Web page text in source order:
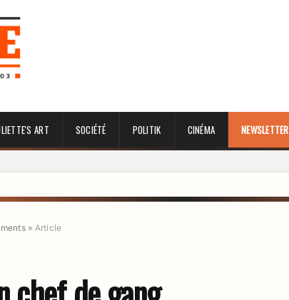
ART SOCIÉTÉ POLITIK CINÉMA NEWSLETTER
» Article